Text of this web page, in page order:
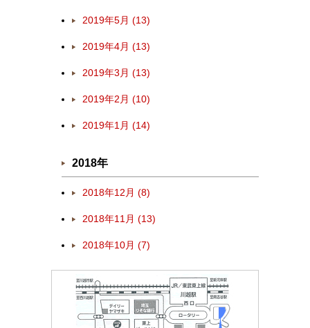
2019年5月 (13)
2019年4月 (13)
2019年3月 (13)
2019年2月 (10)
2019年1月 (14)
2018年
2018年12月 (8)
2018年11月 (13)
2018年10月 (7)